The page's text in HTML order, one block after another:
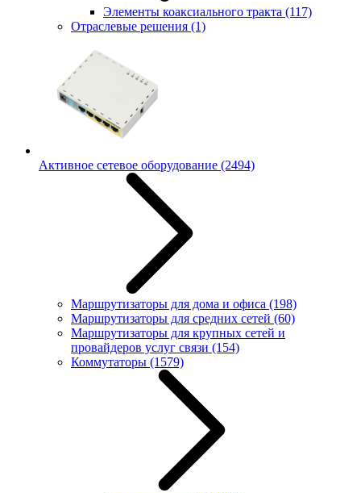
Элементы коаксиального тракта (117)
Отраслевые решения (1)
Активное сетевое оборудование (2494)
Маршрутизаторы для дома и офиса (198)
Маршрутизаторы для средних сетей (60)
Маршрутизаторы для крупных сетей и
провайдеров услуг связи (154)
Коммутаторы (1579)